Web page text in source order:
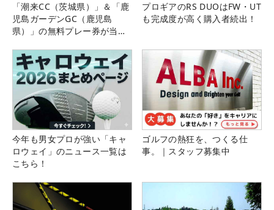
「潮来CC（茨城県）」＆「鹿
児島ガーデンGC（鹿児島
県）」の無料プレー券が当た
プロギアのRS DUOはFW・UT
も完成度が高く購入者続出！
今年も男女プロが強い「キャ
ロウェイ」のニュース一覧は
こちら！
ゴルフの熱狂を、つくる仕
事。｜スタッフ募集中